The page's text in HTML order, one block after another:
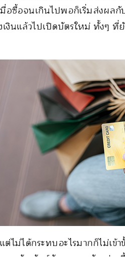
มื่อซื้อจนเกินไปพอก็เริ่มส่งผล
งินแล้วไปเปิดบัตรใหม่ ทั้งๆ
ต่ไม่ได้กระทบอะไรมากก็ไม่เ